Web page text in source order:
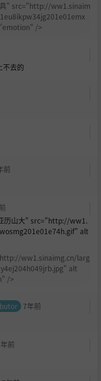
" src="http://ww1.sinaim
/>
不去的
前
历山大" src="http://ww1.
alt
ww1.sinaimg.cn/larg
alt
/>
7年前
前